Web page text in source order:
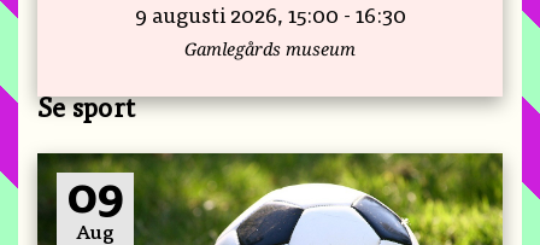
9 augusti 2026, 15:00 - 16:30
Gamlegårds museum
Se sport
09
Aug